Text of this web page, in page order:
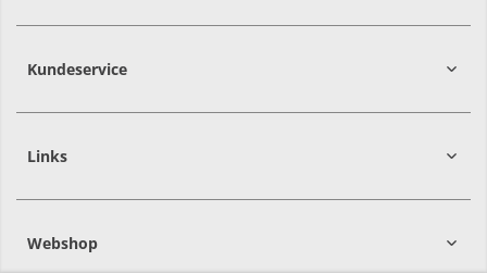
8700Horsens
Kundeservice
Links
Webshop